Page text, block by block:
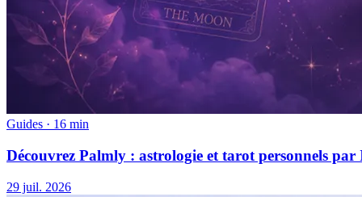
Guides · 16 min
Découvrez Palmly : astrologie et tarot personnels par
29 juil. 2026